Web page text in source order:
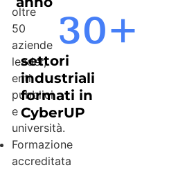
oltre
50
aziende
leader,
enti
pubblici
e
università.
Formazione
accreditata
settori
industriali
formati in
CyberUP
30+